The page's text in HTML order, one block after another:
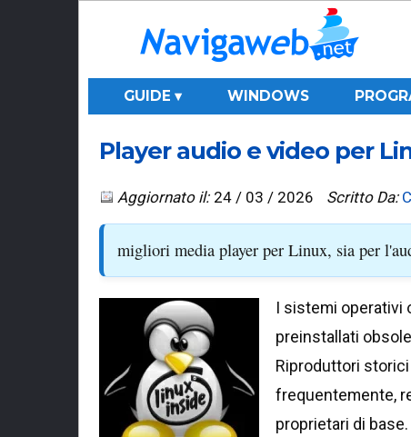
GUIDE ▾ WINDOWS
Player audio e video per
Aggiornato il: 24 / 03 / 2026 Scritto Da:
migliori media player per Linux, sia per
I sistemi operativi
preinstallati
Riproduttori
frequentemente,
proprietari di